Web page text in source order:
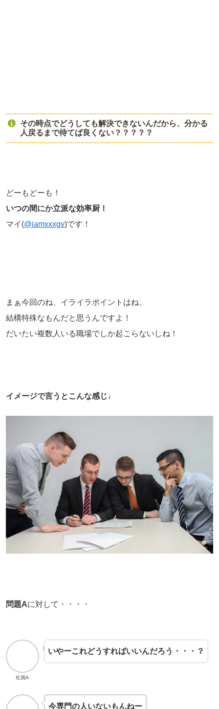
その時点でどうしても解決できないんだから、分かる
人戻るまで待てば良くない？？？？？
どーもどーも！
いつの間にか立派な効率厨！
マイ(@iamxxxgv)です！
まぁ今回のね、イライラポイントはね、
結構特殊なもんだと思うんですよ！
だいたい複数人いる職場でしか起こらないしね！
イメージで言うとこんな感じ↓
問題Aに対して・・・・
社員A
いやーこれどうすればいいんだろう・・・？
今専門の人いないもんねー